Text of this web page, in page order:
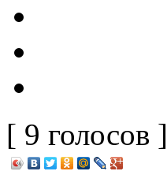
[ 9 голосов ]